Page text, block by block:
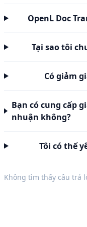
OpenL Doc
Tại sao tôi
Có giảm
Bạn có cung cấp
nhuận không?
Tôi có thể
Không tìm thấy câu trả